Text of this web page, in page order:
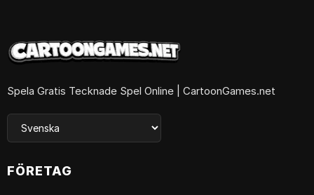
Spela Gratis Tecknade Spel Online | CartoonGames.net
FÖRETAG